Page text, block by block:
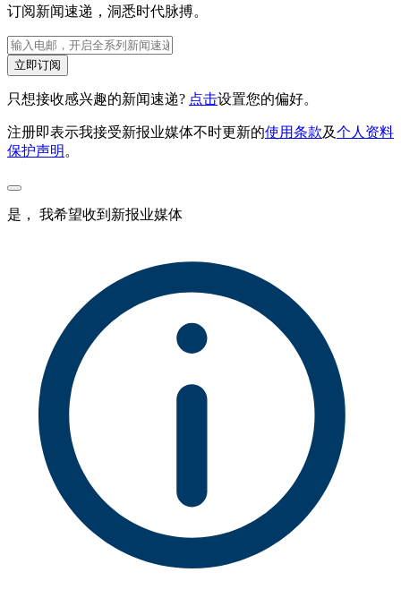
订阅新闻速递，洞悉时代脉搏。
立即订阅
只想接收感兴趣的新闻速递? 点击设置您的偏好。
注册即表示我接受新报业媒体不时更新的使用条款及个人资料
保护声明 。
是， 我希望收到新报业媒体